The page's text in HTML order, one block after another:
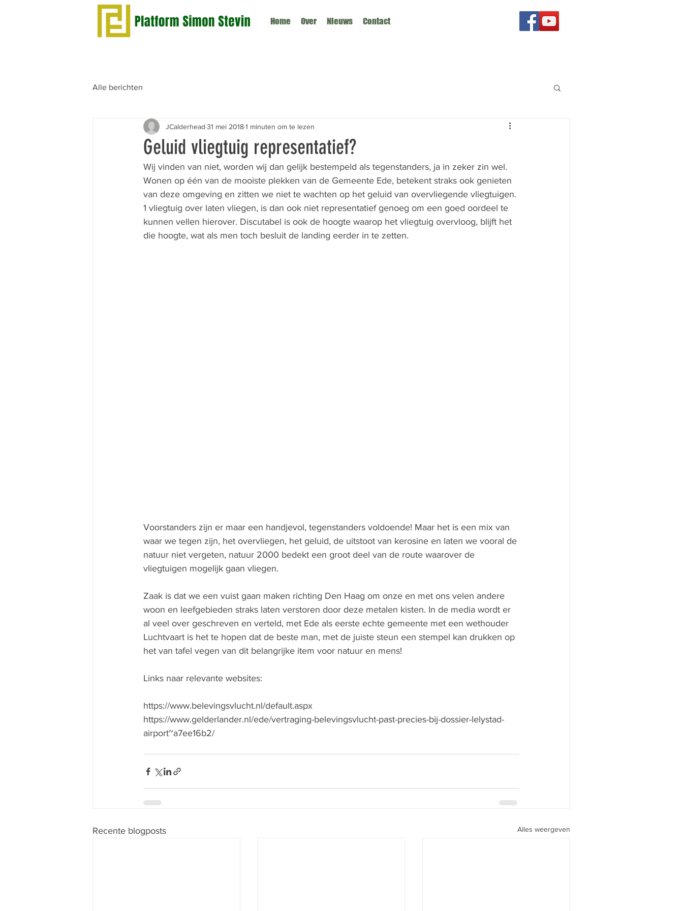
Home Over Nieuws Contact
Alle berichten
Geluid vliegtuig representatief?
JCalderhead 31 mei 20181 minuten om te lezen
Wij vinden van niet, worden wij dan gelijk bestempeld als tegenstanders, ja in zeker zin wel.
Wonen op één van de mooiste plekken van de Gemeente Ede, betekent straks ook genieten
van deze omgeving en zitten we niet te wachten op het geluid van overvliegende vliegtuigen.
1 vliegtuig over laten vliegen, is dan ook niet representatief genoeg om een goed oordeel te
kunnen vellen hierover. Discutabel is ook de hoogte waarop het vliegtuig overvloog, blijft het
die hoogte, wat als men toch besluit de landing eerder in te zetten.
Voorstanders zijn er maar een handjevol, tegenstanders voldoende! Maar het is een mix van
waar we tegen zijn, het overvliegen, het geluid, de uitstoot van kerosine en laten we vooral de
natuur niet vergeten, natuur 2000 bedekt een groot deel van de route waarover de
vliegtuigen mogelijk gaan vliegen.
Zaak is dat we een vuist gaan maken richting Den Haag om onze en met ons velen andere
woon en leefgebieden straks laten verstoren door deze metalen kisten. In de media wordt er
al veel over geschreven en verteld, met Ede als eerste echte gemeente met een wethouder
Luchtvaart is het te hopen dat de beste man, met de juiste steun een stempel kan drukken op
het van tafel vegen van dit belangrijke item voor natuur en mens!
Links naar relevante websites:
https://www.belevingsvlucht.nl/default.aspx
https://www.gelderlander.nl/ede/vertraging-belevingsvlucht-past-precies-bij-dossier-lelystad-
airport~a7ee16b2/
Recente blogposts Alles weergeven